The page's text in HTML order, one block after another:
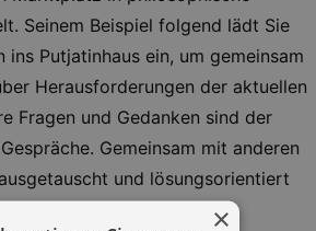
Seinem Beispiel folgend lädt Sie
ins Putjatinhaus ein, um gemeinsam
Herausforderungen der aktuellen
Fragen und Gedanken sind der
Gemeinsam mit anderen
und lösungsorientiert
×